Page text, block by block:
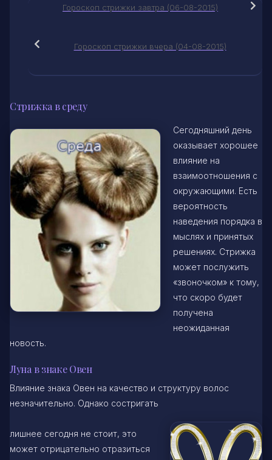
Гороскоп стрижки завтра (06-08-2015)
Гороскоп стрижки вчера (04-08-2015)
Стрижка в среду
Сегодняшний день
оказывает хорошее
влияние на
взаимоотношения с
окружающими. Есть
вероятность
наведения порядка в
мыслях и принятых
решениях. Стрижка
может послужить
«звоночком» к тому,
что скоро будет
получена
неожиданная
новость.
Луна в знаке Овен
Влияние знака Овен на качество и структуру волос
незначительно. Однако состригать
лишнее сегодня не стоит, это
может отрицательно отразиться